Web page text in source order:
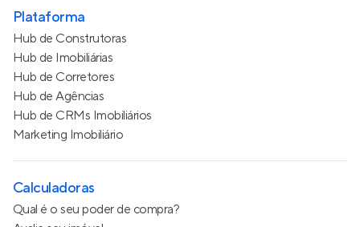
Plataforma
Hub de Construtoras
Hub de Imobiliárias
Hub de Corretores
Hub de Agências
Hub de CRMs Imobiliários
Marketing Imobiliário
Calculadoras
Qual é o seu poder de compra?